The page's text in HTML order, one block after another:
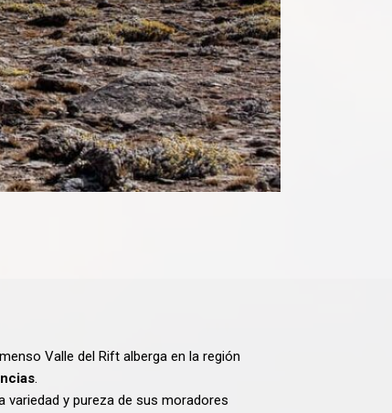
Valle del Rift alberga en la región
.
variedad y pureza de sus moradores